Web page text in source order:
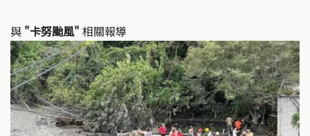
與 "卡努颱風" 相關報導